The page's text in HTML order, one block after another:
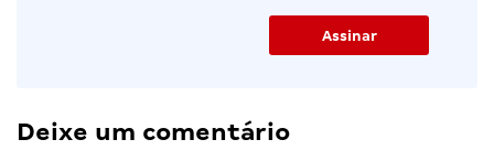
Deixe um comentário